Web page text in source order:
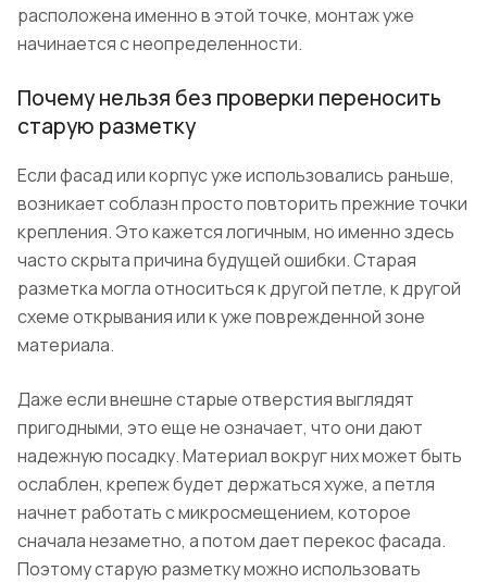
расположена именно в этой точке, монтаж уже
начинается с неопределенности.
Почему нельзя без проверки переносить
старую разметку
Если фасад или корпус уже использовались раньше,
возникает соблазн просто повторить прежние точки
крепления. Это кажется логичным, но именно здесь
часто скрыта причина будущей ошибки. Старая
разметка могла относиться к другой петле, к другой
схеме открывания или к уже поврежденной зоне
материала.
Даже если внешне старые отверстия выглядят
пригодными, это еще не означает, что они дают
надежную посадку. Материал вокруг них может быть
ослаблен, крепеж будет держаться хуже, а петля
начнет работать с микросмещением, которое
сначала незаметно, а потом дает перекос фасада.
Поэтому старую разметку можно использовать